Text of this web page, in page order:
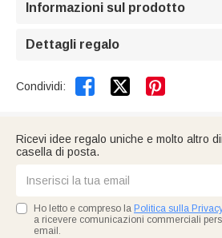
Informazioni sul prodotto
Dettagli regalo
Condividi:  
Ricevi idee regalo uniche e molto altro
casella di posta.
Ho letto e compreso la Politica sulla
a ricevere comunicazioni commerciali
email.